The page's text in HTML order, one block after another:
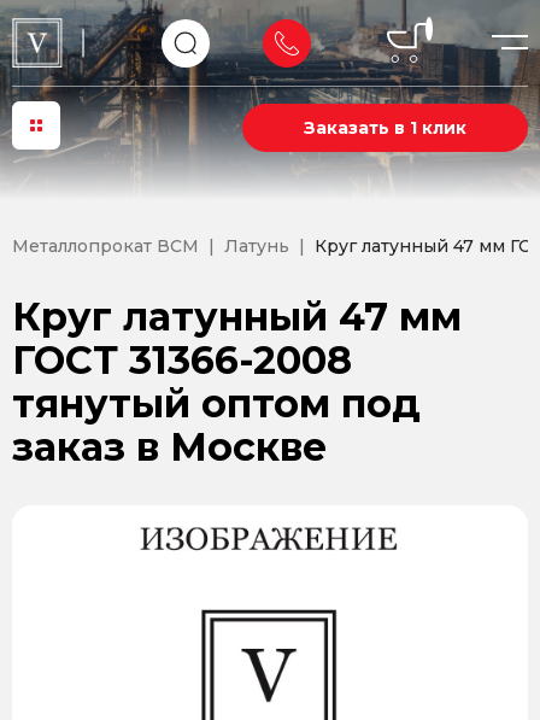
Заказать в 1 клик
Металлопрокат ВСМ Латунь Круг латунный 47 мм
Круг латунный 47 мм
ГОСТ 31366-2008
тянутый оптом под
заказ в Москве